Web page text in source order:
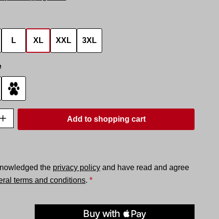
L XL XXL 3XL
2
Tapse 3
Enter the desired amount or
Add to shopping cart
the privacy policy and have read and agree
terms and conditions. *